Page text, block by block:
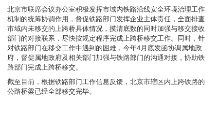
北京市联席会议办公室积极发挥市域内铁路沿线安全环境治理工作
机制的统筹协调作用，督促铁路部门发挥企业主体责任，全面排查
市域内未移交的上跨桥具体情况，摸清底数的同时加强与移交接收
部门的对接联系，尽快按规定程序完成上跨桥移交工作。同时，针
对铁路部门在移交工作中遇到的困难，今年4月底发函协调属地政
府，督促属地政府及相关部门加强与铁路部门的沟通对接，协助铁
路部门完成上跨桥移交。
截至目前，根据铁路部门工作信息反馈，北京市辖区内上跨铁路的
公路桥梁已经全部移交完毕。